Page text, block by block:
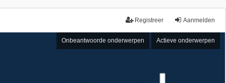
Aanmelden
Registreer
Onbeantwoorde onderwerpen Actieve onderwerpen